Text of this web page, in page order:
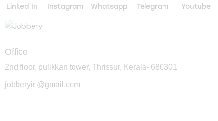
Linked In Instagram Whatsapp Telegram Youtube
Office
2nd floor, pulikkan tower, Thrissur, Kerala- 680301
jobberyin@gmail.com